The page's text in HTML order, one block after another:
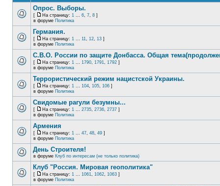
Опрос. Выборы.
[ На страницу: 1 ... 6, 7, 8 ]
в форуме Политика
Германия.
[ На страницу: 1 ... 11, 12, 13 ]
в форуме Политика
С.В.О. России по защите Донбасса. Общая
[ На страницу: 1 ... 1790, 1791, 1792 ]
в форуме Политика
Террористический режим нацистской Украины.
[ На страницу: 1 ... 104, 105, 106 ]
в форуме Политика
Свидомые рагули безумны...
[ На страницу: 1 ... 2735, 2736, 2737 ]
в форуме Политика
Армения
[ На страницу: 1 ... 47, 48, 49 ]
в форуме Политика
День Строителя!
в форуме Клуб по интересам (не только политика)
Клуб "Россия. Мировая геополитика"
[ На страницу: 1 ... 1061, 1062, 1063 ]
в форуме Политика